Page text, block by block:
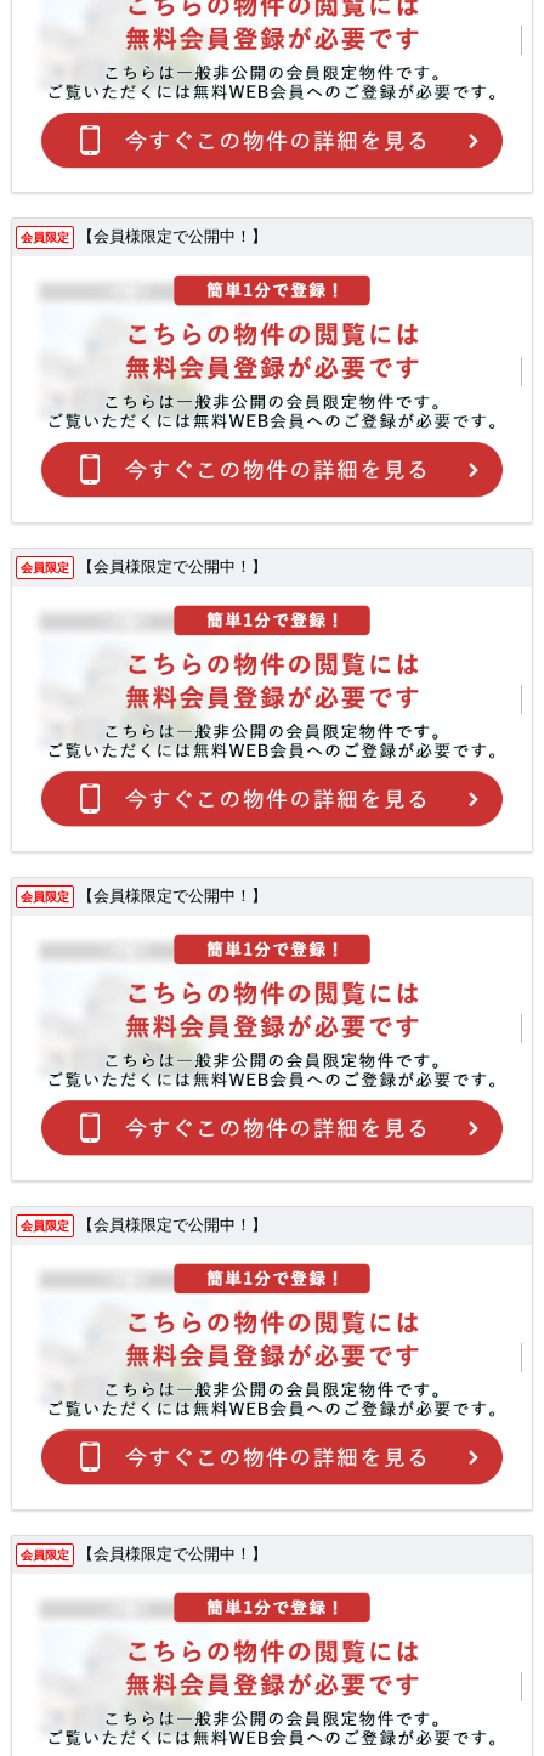
会員限定 【会員様限定で公開中！】
会員限定 【会員様限定で公開中！】
会員限定 【会員様限定で公開中！】
会員限定 【会員様限定で公開中！】
会員限定 【会員様限定で公開中！】